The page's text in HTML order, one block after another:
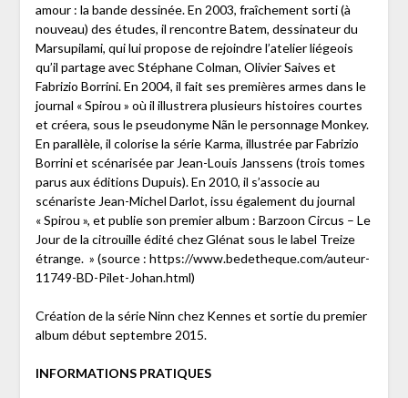
amour : la bande dessinée. En 2003, fraîchement sorti (à
nouveau) des études, il rencontre Batem, dessinateur du
Marsupilami, qui lui propose de rejoindre l’atelier liégeois
qu’il partage avec Stéphane Colman, Olivier Saives et
Fabrizio Borrini. En 2004, il fait ses premières armes dans le
journal « Spirou » où il illustrera plusieurs histoires courtes
et créera, sous le pseudonyme Nãn le personnage Monkey.
En parallèle, il colorise la série Karma, illustrée par Fabrizio
Borrini et scénarisée par Jean-Louis Janssens (trois tomes
parus aux éditions Dupuis). En 2010, il s’associe au
scénariste Jean-Michel Darlot, issu également du journal
« Spirou », et publie son premier album : Barzoon Circus – Le
Jour de la citrouille édité chez Glénat sous le label Treize
étrange. » (source : https://www.bedetheque.com/auteur-
11749-BD-Pilet-Johan.html)
Création de la série Ninn chez Kennes et sortie du premier
album début septembre 2015.
INFORMATIONS PRATIQUES